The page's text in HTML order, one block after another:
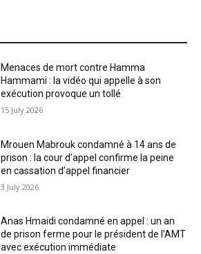
Menaces de mort contre Hamma
Hammami : la vidéo qui appelle à son
exécution provoque un tollé
15 July 2026
Mrouen Mabrouk condamné à 14 ans de
prison : la cour d’appel confirme la peine
en cassation d’appel financier
3 July 2026
Anas Hmaidi condamné en appel : un an
de prison ferme pour le président de l’AMT
avec exécution immédiate